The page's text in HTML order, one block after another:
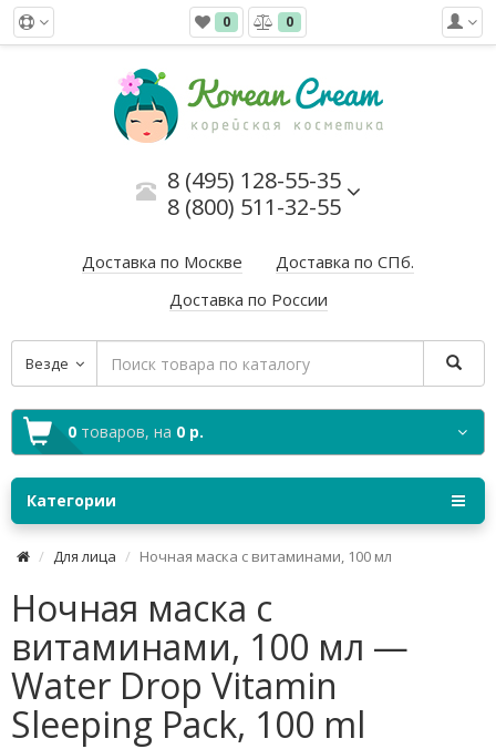
0 0
8 (495) 128-55-35
8 (800) 511-32-55
Доставка по Москве
Доставка по СПб.
Доставка по России
Везде
0 товаров, на 0 р.
Категории
Для лица Ночная маска с витаминами, 100 мл
Ночная маска с
витаминами, 100 мл —
Water Drop Vitamin
Sleeping Pack, 100 ml